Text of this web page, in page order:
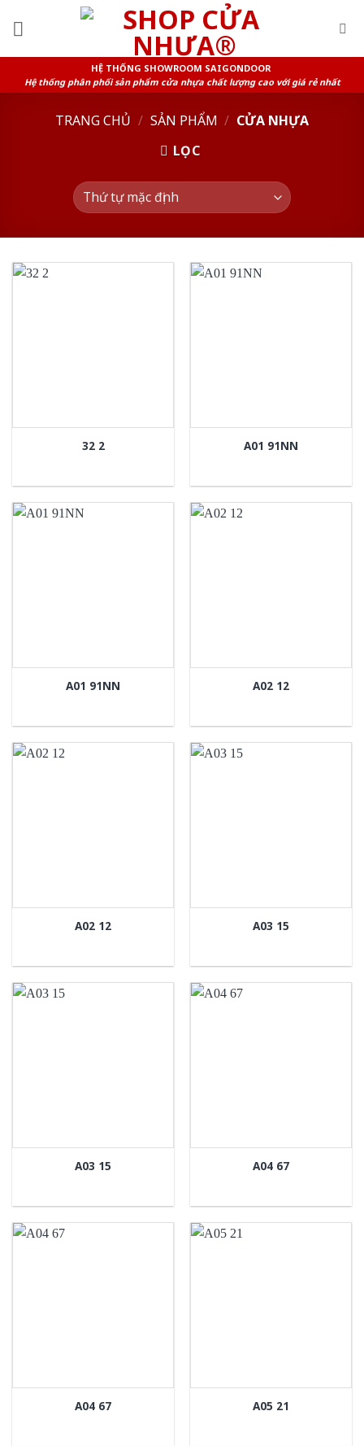
HỆ THỐNG SHOWROOM SAIGONDOOR
Hệ thống phân phối sản phẩm cửa nhựa chất lượng cao với giá rẻ nhất
TRANG CHỦ / SẢN PHẨM / CỬA NHỰA
LỌC
32 2 A01 91NN
A01 91NN A02 12
A02 12 A03 15
A03 15 A04 67
A04 67 A05 21